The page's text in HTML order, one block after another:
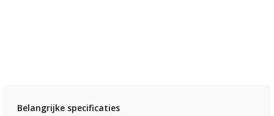
Belangrijke specificaties